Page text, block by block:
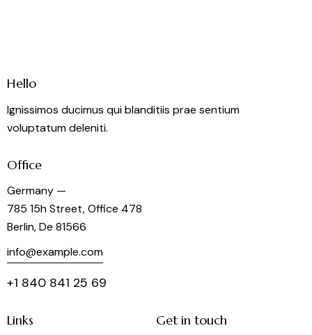
Hello
Ignissimos ducimus qui blanditiis prae sentium
voluptatum deleniti.
Office
Germany —
785 15h Street, Office 478
Berlin, De 81566
info@example.com
+1 840 841 25 69
Links Get in touch